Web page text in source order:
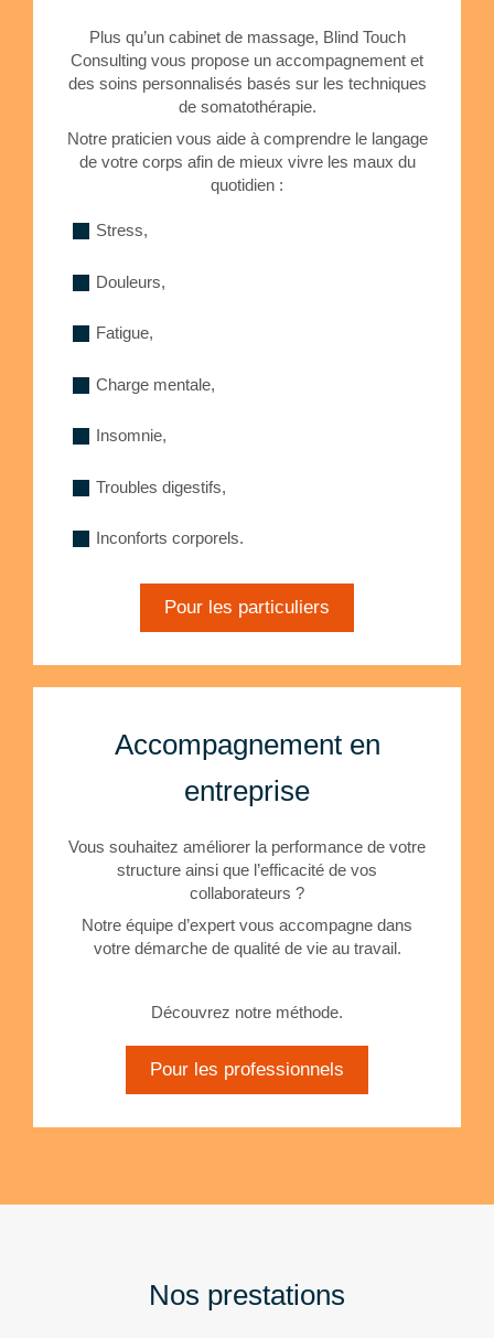
Plus qu’un cabinet de massage, Blind Touch
Consulting vous propose un accompagnement et
des soins personnalisés basés sur les techniques
de somatothérapie.
Notre praticien vous aide à comprendre le langage
de votre corps afin de mieux vivre les maux du
quotidien :
Stress,
Douleurs,
Fatigue,
Charge mentale,
Insomnie,
Troubles digestifs,
Inconforts corporels.
Pour les particuliers
Accompagnement en
entreprise
Vous souhaitez améliorer la performance de votre
structure ainsi que l’efficacité de vos
collaborateurs ?
Notre équipe d’expert vous accompagne dans
votre démarche de qualité de vie au travail.
Découvrez notre méthode.
Pour les professionnels
Nos prestations